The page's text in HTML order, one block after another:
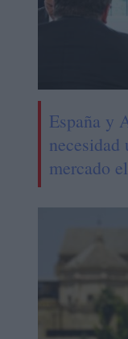
España y
necesidad
mercado